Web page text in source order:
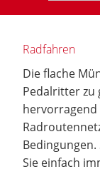
Radfahren
Die flache
Pedalritter zu
Sie einfach